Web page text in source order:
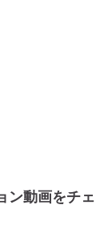
ン動画をチェ